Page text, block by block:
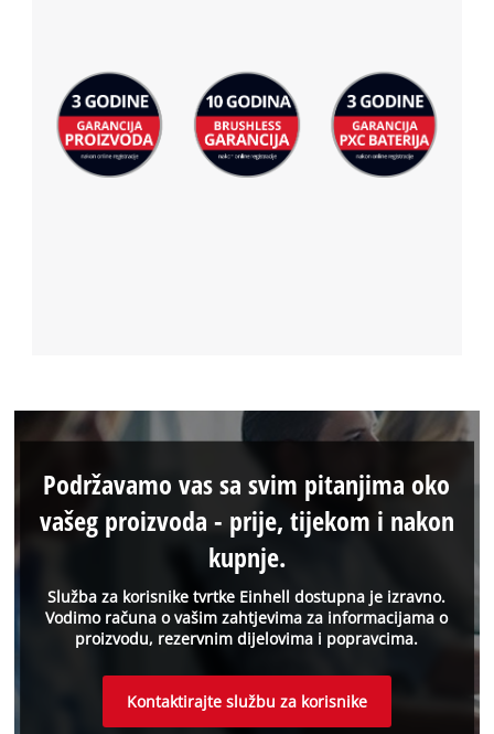
Služba za korisnike tvrtke Einhell dostupna je izravno.
Vodimo računa o vašim zahtjevima za informacijama o
proizvodu, rezervnim dijelovima i popravcima.
Podržavamo vas sa svim pitanjima oko
vašeg proizvoda - prije, tijekom i nakon
kupnje.
Kontaktirajte službu za korisnike